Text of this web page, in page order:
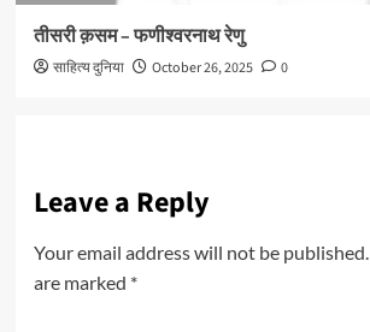
तीसरी क़सम – फणीश्वरनाथ रेणु
साहित्य दुनिया October 26, 2025 0
Leave a Reply
Your email address will not be published.
are marked *